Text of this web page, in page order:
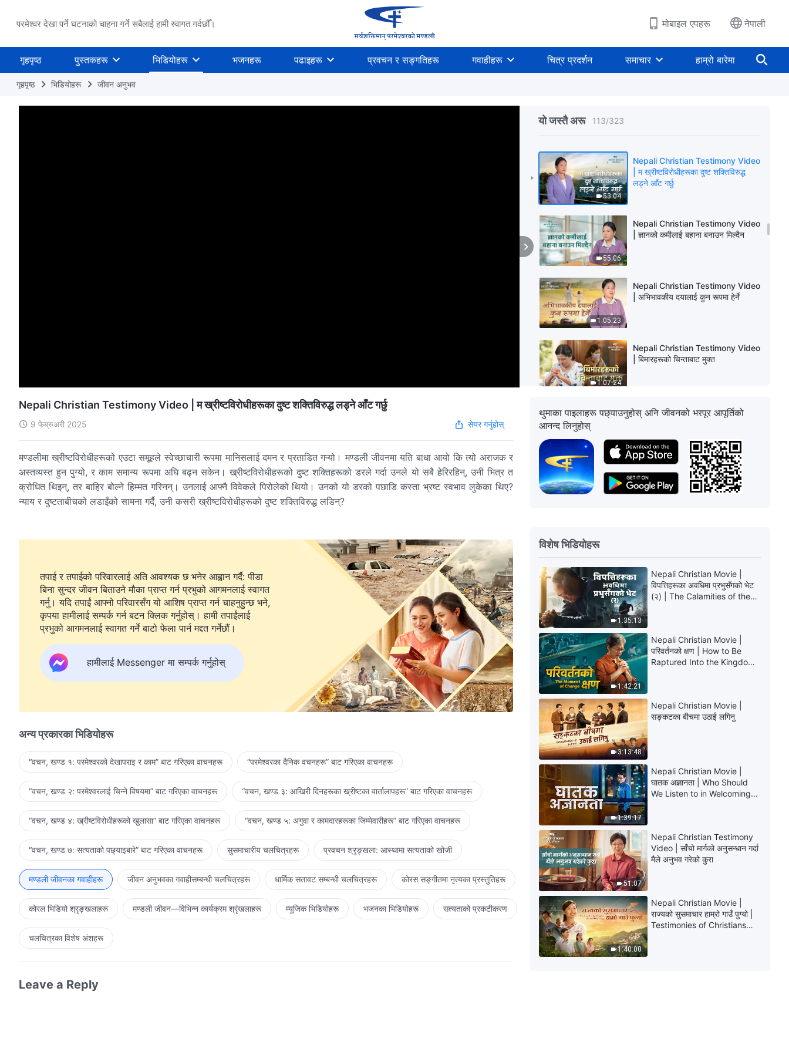
परमेश्वर देखा पर्ने घटनाको चाहना गर्ने सबैलाई हामी स्वागत गर्दछौँ। मोबाइल एपहरू नेपाली
गृहपृष्ठ पुस्तकहरू भिडियोहरू भजनहरू पढाइहरू प्रवचन र सङ्गतिहरू गवाहीहरू चित्र प्रदर्शन समाचार हाम्रो बारेमा
गृहपृष्ठ भिडियोहरू जीवन अनुभव
यो जस्तै अरू 113/323
50:42
| परमेश्‍वरका वचनले मलाई जीवनको दिशा
देखाए
53:04
Nepali Christian Testimony Video
| म ख्रीष्टविरोधीहरूका दुष्ट शक्तिविरुद्ध
लड्ने आँट गर्छु
55:06
Nepali Christian Testimony Video
| ज्ञानको कमीलाई बहाना बनाउन मिल्दैन
1:05:23
Nepali Christian Testimony Video
| अभिभावकीय दयालाई कुन रूपमा हेर्ने
1:07:24
Nepali Christian Testimony Video
| बिमारहरूको चिन्ताबाट मुक्त
27:25
Nepali Christian Testimony Video
| निराकरण अस्वीकारबारे आत्मचिन्तन
Nepali Christian Testimony Video
| मूल्याङ्कन लेखनबारे गरिएको चिन्तन
34:17
38:36
Nepali Christian Testimony Video
| अरूको समस्या खुलासा गर्न म किन डराउँछु
39:04
Nepali Christian Testimony Video
| अरूलाई सिकाउँदा म किन सबै कुरा
बताउँदिनँ?
52:21
Nepali Christian Testimony Video
| एन्जेलको कथा
34:00
Nepali Christian Testimony Video
| के मिलनसारी असल मानवताको उपयुक्त
मापदण्ड हो?
43:15
Nepali Christian Testimony Video
| एक पाष्टरलाई प्रचार गरेको कथा
40:05
Nepali Christian Testimony Video
| एउटा गलत रिपोर्ट
Nepali Christian Testimony Video | म ख्रीष्टविरोधीहरूका दुष्ट शक्तिविरुद्ध लड्ने आँट गर्छु
9 फेब्रुअरी 2025 सेयर गर्नुहोस्
मण्डलीमा ख्रीष्टविरोधीहरूको एउटा समूहले स्वेच्छाचारी रूपमा मानिसलाई दमन र प्रताडित गऱ्यो। मण्डली जीवनमा यति बाधा आयो कि त्यो अराजक र
अस्तव्यस्त हुन पुग्यो, र काम समान्य रूपमा अघि बढ्न सकेन। ख्रीष्टविरोधीहरूको दुष्ट शक्तिहरूको डरले गर्दा उनले यो सबै हेरिरहिन्, उनी भित्र त
क्रोधित थिइन्, तर बाहिर बोल्ने हिम्मत गरिनन्। उनलाई आफ्नै विवेकले पिरोलेको थियो। उनको यो डरको पछाडि कस्ता भ्रष्ट स्वभाव लुकेका थिए?
न्याय र दुष्टताबीचको लडाइँको सामना गर्दै, उनी कसरी ख्रीष्टविरोधीहरूको दुष्ट शक्तिविरुद्ध लडिन्?
तपाई र तपाईको परिवारलाई अति आवश्यक छ भनेर आह्वान गर्दै: पीडा
बिना सुन्दर जीवन बिताउने मौका प्राप्त गर्न प्रभुको आगमनलाई स्वागत
गर्नु। यदि तपाईं आफ्नो परिवारसँग यो आशिष प्राप्त गर्न चाहनुहुन्छ भने,
कृपया हामीलाई सम्पर्क गर्न बटन क्लिक गर्नुहोस्। हामी तपाईंलाई
प्रभुको आगमनलाई स्वागत गर्ने बाटो फेला पार्न मद्दत गर्नेछौं।
हामीलाई Messenger मा सम्पर्क गर्नुहोस्
अन्य प्रकारका भिडियोहरू
“वचन, खण्ड १: परमेश्‍वरको देखापराइ र काम” बाट गरिएका वाचनहरू “परमेश्‍वरका दैनिक वचनहरू” बाट गरिएका वाचनहरू
“वचन, खण्ड २: परमेश्‍वरलाई चिन्‍ने विषयमा” बाट गरिएका वाचनहरू “वचन, खण्ड ३: आखिरी दिनहरूका ख्रीष्टका वार्तालापहरू” बाट गरिएका वाचनहरू
“वचन, खण्ड ४: ख्रीष्टविरोधीहरूको खुलासा” बाट गरिएका वाचनहरू “वचन, खण्ड ५: अगुवा र कामदारहरूका जिम्‍मेवारीहरू” बाट गरिएका वाचनहरू
“वचन, खण्ड ७: सत्यताको पछ्याइबारे” बाट गरिएका वाचनहरू सुसमाचारीय चलचित्रहरू प्रवचन श्रृङ्खला: आस्थामा सत्यताको खोजी
मण्डली जीवनका गवाहीहरू जीवन अनुभवका गवाहीसम्‍बन्धी चलचित्रहरू धार्मिक सतावट सम्‍बन्धी चलचित्रहरू कोरस सङ्गीतमा नृत्यका प्रस्तुतिहरू
कोरल भिडियो श्रृङ्खलाहरू मण्डली जीवन—विभिन्‍न कार्यक्रम श्रृंखलाहरू म्यूजिक भिडियोहरू भजनका भिडियोहरू सत्यताको प्रकटीकरण
चलचित्रका विशेष अंशहरू
Leave a Reply
थुमाका पाइलाहरू पछ्याउनुहोस् अनि जीवनको भरपूर आपूर्तिको
आनन्द लिनुहोस्
विशेष भिडियोहरू
1:35:13
Nepali Christian Movie |
विपत्तिहरूका अवधिमा प्रभुसँगको भेट
(२) | The Calamities of the
1:42:21
Nepali Christian Movie |
परिवर्तनको क्षण | How to Be
Raptured Into the Kingdom
3:13:48
Nepali Christian Movie |
सङ्कटका बीचमा उठाई लगिनु
1:39:17
Nepali Christian Movie |
घातक अज्ञानता | Who Should
We Listen to in Welcoming
51:07
Nepali Christian Testimony
Video | साँचो मार्गको अनुसन्धान गर्दा
मैले अनुभव गरेको कुरा
1:40:00
Nepali Christian Movie |
राज्यको सुसमाचार हाम्रो गाउँ पुग्यो |
Testimonies of Christians